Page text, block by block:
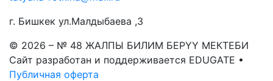
г. Бишкек ул.Малдыбаева ,3
© 2026 – № 48 ЖАЛПЫ БИЛИМ БЕРҮҮ МЕКТЕБИ
Сайт разработан и поддерживается EDUGATE •
Публичная оферта